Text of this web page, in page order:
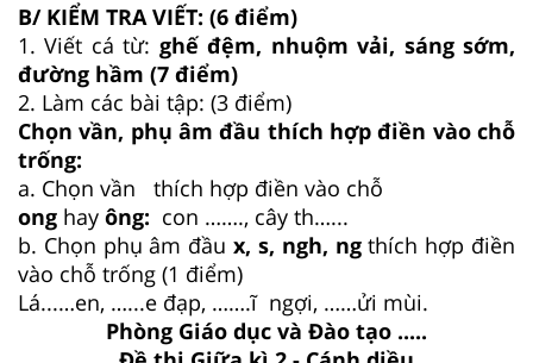
B/ KIỂM TRA VIẾT: (6 điểm)
1. Viết cá từ: ghế đệm, nhuộm vải, sáng sớm,
đường hầm (7 điểm)
2. Làm các bài tập: (3 điểm)
Chọn vần, phụ âm đầu thích hợp điền vào chỗ
trống:
a. Chọn vần thích hợp điền vào chỗ
ong hay ông: con ……., cây th…...
b. Chọn phụ âm đầux, s, ngh, ngthích hợp điền
vào chỗ trống (1 điểm)
Lá...…en, …...e đạp, …….ĩ ngợi, ……ửi mùi.
Phòng Giáo dục và Đào tạo .....